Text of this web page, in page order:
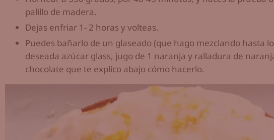
palillo de madera.
Dejas enfriar 1- 2 horas y volteas.
Puedes bañarlo de un glaseado (que hago mezclando hasta
deseada azúcar glass, jugo de 1 naranja y ralladura de
chocolate que te explico abajo cómo hacerlo.